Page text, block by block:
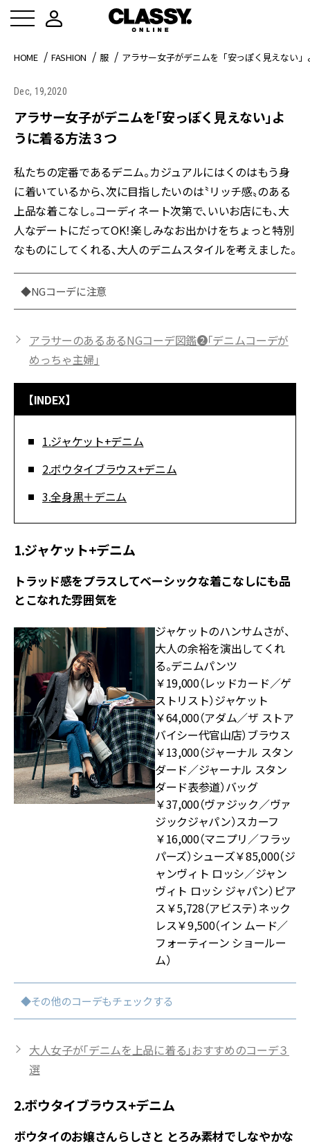
HOME FASHION 服 アラサー女子がデニムを「安っぽく見えない
Dec, 19,2020
アラサー女子がデニムを「安っぽく見えない」よ
うに着る方法３つ
私たちの定番であるデニム。カジュアルにはくのはもう身
に着いているから、次に目指したいのは〝リッチ感〟のある
上品な着こなし。コーディネート次第で、いいお店にも、大
人なデートにだってOK！楽しみなお出かけをちょっと特別
なものにしてくれる、大人のデニムスタイルを考えました。
◆NGコーデに注意
アラサーのあるあるNGコーデ図鑑❷「デニムコーデが
めっちゃ主婦」
【INDEX】
1.ジャケット+デニム
2.ボウタイブラウス+デニム
3.全身黒＋デニム
1.ジャケット+デニム
トラッド感をプラスしてベーシックな着こなしにも品
とこなれた雰囲気を
ジャケットのハンサムさが、
大人の余裕を演出してくれ
る。デニムパンツ
￥19,000（レッドカード／ゲ
ストリスト）ジャケット
￥64,000（アダム／ザ ストア
バイシー代官山店）ブラウス
￥13,000（ジャーナル スタン
ダード／ジャーナル スタン
ダード表参道）バッグ
￥37,000（ヴァジック／ヴァ
ジックジャパン）スカーフ
￥16,000（マニプリ／フラッ
パーズ）シューズ￥85,000（ジ
ャンヴィト ロッシ／ジャン
ヴィト ロッシ ジャパン）ピア
ス￥5,728（アビステ）ネック
レス￥9,500（イン ムード／
フォーティーン ショールー
ム）
◆その他のコーデもチェックする
大人女子が「デニムを上品に着る」おすすめのコーデ３
選
2.ボウタイブラウス+デニム
ボウタイのお嬢さんらしさと とろみ素材でしなやかな